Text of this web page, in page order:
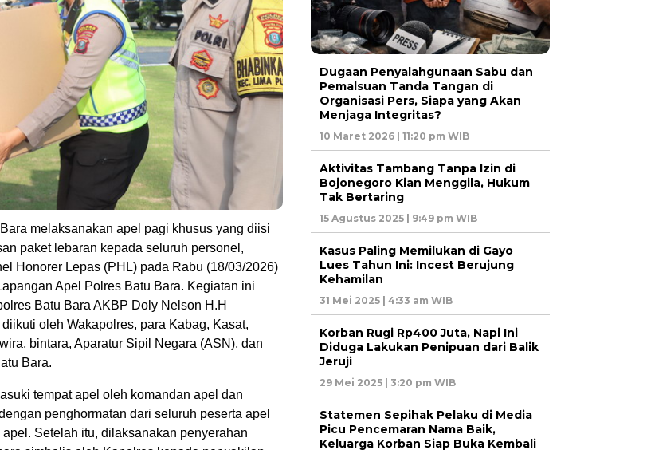
melaksanakan apel pagi khusus yang diisi
paket lebaran kepada seluruh personel,
Honorer Lepas (PHL) pada Rabu (18/03/2026)
Apel Polres Batu Bara. Kegiatan ini
Batu Bara AKBP Doly Nelson H.H
oleh Wakapolres, para Kabag, Kasat,
bintara, Aparatur Sipil Negara (ASN), dan
Bara.
tempat apel oleh komandan apel dan
penghormatan dari seluruh peserta apel
Setelah itu, dilaksanakan penyerahan
Dugaan Penyalahgunaan Sabu dan
Pemalsuan Tanda Tangan di
Organisasi Pers, Siapa yang Akan
Menjaga Integritas?
10 Maret 2026 | 11:20 pm WIB
Aktivitas Tambang Tanpa Izin di
Bojonegoro Kian Menggila, Hukum
Tak Bertaring
15 Agustus 2025 | 9:49 pm WIB
Kasus Paling Memilukan di Gayo
Lues Tahun Ini: Incest Berujung
Kehamilan
31 Mei 2025 | 4:33 am WIB
Korban Rugi Rp400 Juta, Napi Ini
Diduga Lakukan Penipuan dari Balik
Jeruji
29 Mei 2025 | 3:20 pm WIB
Statemen Sepihak Pelaku di Media
Picu Pencemaran Nama Baik,
Keluarga Korban Siap Buka Kembali